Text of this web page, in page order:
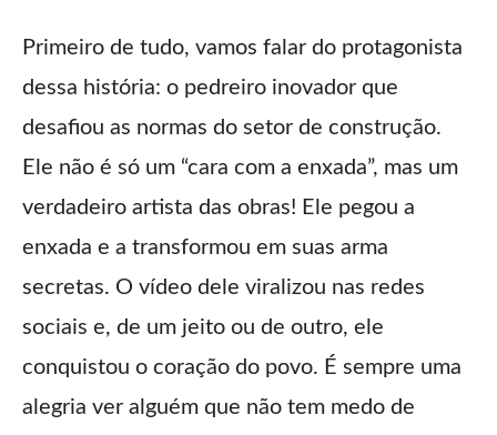
Primeiro de tudo, vamos falar do protagonista
dessa história: o pedreiro inovador que
desafiou as normas do setor de construção.
Ele não é só um “cara com a enxada”, mas um
verdadeiro artista das obras! Ele pegou a
enxada e a transformou em suas arma
secretas. O vídeo dele viralizou nas redes
sociais e, de um jeito ou de outro, ele
conquistou o coração do povo. É sempre uma
alegria ver alguém que não tem medo de